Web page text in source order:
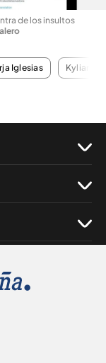
de los insultos
Iglesias Kylian